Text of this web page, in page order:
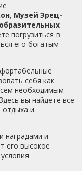
, Музей Эрец-
погрузиться в
его богатым
себя как
необходимым
вы найдете все
и
наградами и
его высокое